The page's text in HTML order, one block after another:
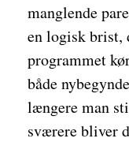
manglende
en logisk brist,
programmet
både
længere man
sværere bliver